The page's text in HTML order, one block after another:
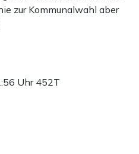
zur Kommunalwahl aber
Uhr 452T